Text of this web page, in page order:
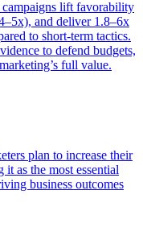
campaigns lift favorability
and deliver 1.8–6x
to short-term tactics.
to defend budgets,
full value.
plan to increase their
it as the most essential
business outcomes